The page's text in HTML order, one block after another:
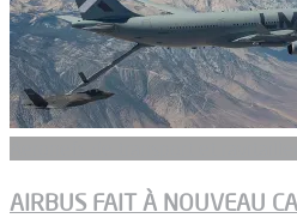
AIRBUS FAIT À NOUVEAU